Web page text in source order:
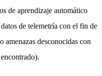
de aprendizaje automático
de telemetría con el fin de
amenazas desconocidas con